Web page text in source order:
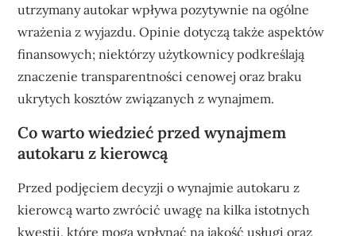
utrzymany autokar wpływa pozytywnie na ogólne
wrażenia z wyjazdu. Opinie dotyczą także aspektów
finansowych; niektórzy użytkownicy podkreślają
znaczenie transparentności cenowej oraz braku
ukrytych kosztów związanych z wynajmem.
Co warto wiedzieć przed wynajmem
autokaru z kierowcą
Przed podjęciem decyzji o wynajmie autokaru z
kierowcą warto zwrócić uwagę na kilka istotnych
kwestii, które mogą wpłynąć na jakość usługi oraz